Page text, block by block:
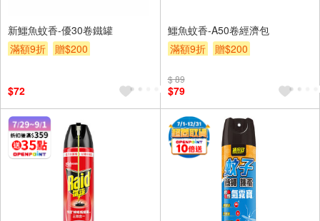
新鱷魚蚊香-優30卷鐵罐
滿額9折
贈$200
$72
鱷魚蚊香-A50卷經濟包
滿額9折
贈$200
$ 89
$79